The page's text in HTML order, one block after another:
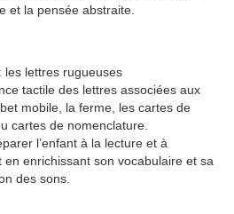
et la pensée abstraite.
: les lettres rugueuses
tactile des lettres associées aux
mobile, la ferme, les cartes de
cartes de nomenclature.
l’enfant à la lecture et à
en enrichissant son vocabulaire et sa
des sons.